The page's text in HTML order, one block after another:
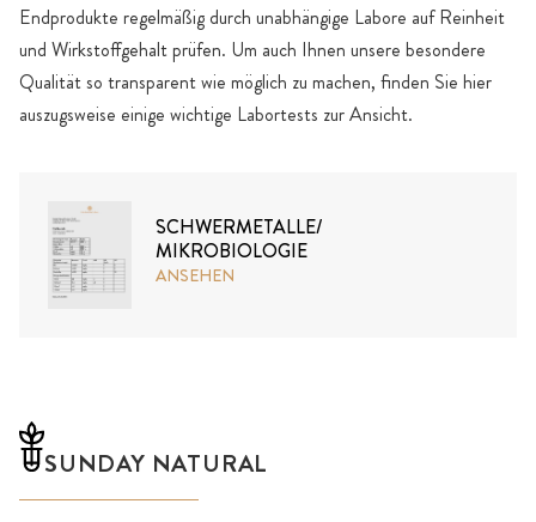
Endprodukte regelmäßig durch unabhängige Labore auf Reinheit
und Wirkstoffgehalt prüfen. Um auch Ihnen unsere besondere
Qualität so transparent wie möglich zu machen, finden Sie hier
auszugsweise einige wichtige Labortests zur Ansicht.
SCHWERMETALLE/
MIKROBIOLOGIE
ANSEHEN
SUNDAY NATURAL